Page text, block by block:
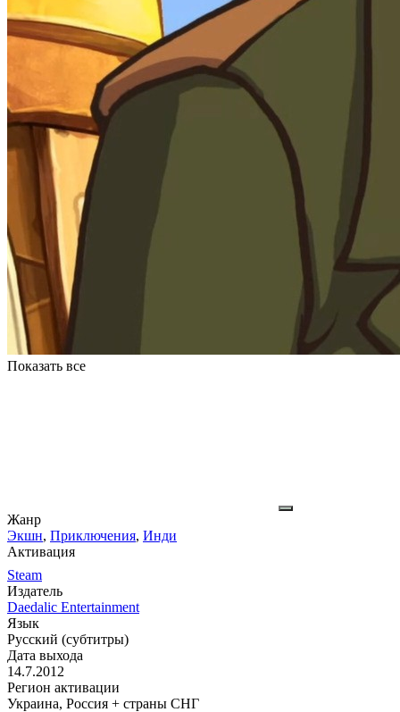
Показать все
Жанр
Экшн, Приключения, Инди
Активация
Steam
Издатель
Daedalic Entertainment
Язык
Русский (субтитры)
Дата выхода
14.7.2012
Регион активации
Украина, Россия + страны СНГ